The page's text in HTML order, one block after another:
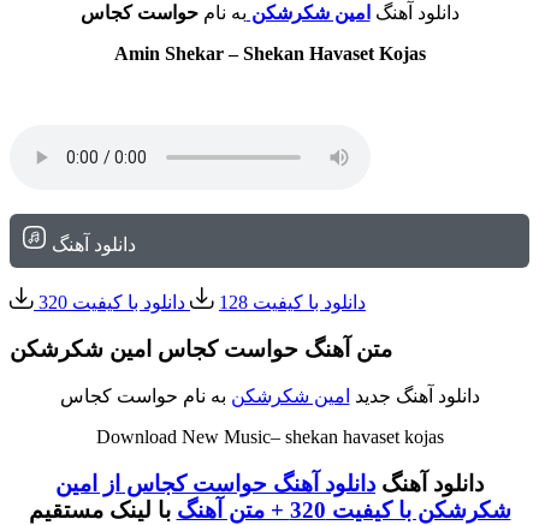
دانلود آهنگ امین شکرشکن به نامحواست کجاس
Amin Shekar – Shekan Havaset Kojas
دانلود آهنگ
دانلود با کیفیت 128 دانلود با کیفیت 320
متن آهنگ حواست کجاس امین شکرشکن
دانلود آهنگ جدید امین شکرشکن به نام حواست کجاس
Download New Music– shekan havaset kojas
دانلود آهنگ دانلود آهنگ حواست کجاس از امین
شکرشکن با کیفیت 320 + متن آهنگ
با لینک مستقیم